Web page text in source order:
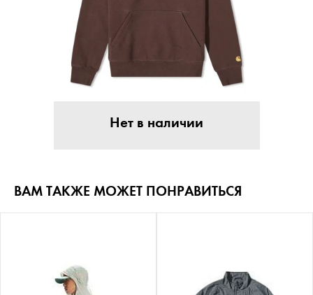
Нет в наличии
ВАМ ТАКЖЕ МОЖЕТ ПОНРАВИТЬСЯ